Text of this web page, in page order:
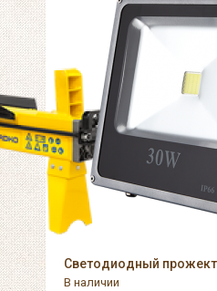
Светодиодный
В наличии